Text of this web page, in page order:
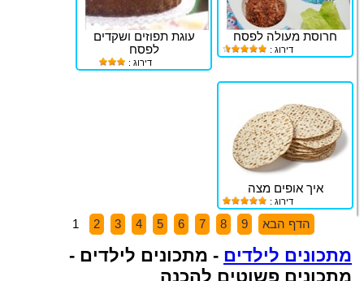
חרוסת מעולה לפסח
דירוג :
עוגת תפוזים ושקדים
לפסח
דירוג :
איך אופים מצה
דירוג :
הדף הבא 1 2 3 4 5 6 7 8 9
מתכונים לילדים - מתכונים לילדים -
מתכונים פשוטים להכנה